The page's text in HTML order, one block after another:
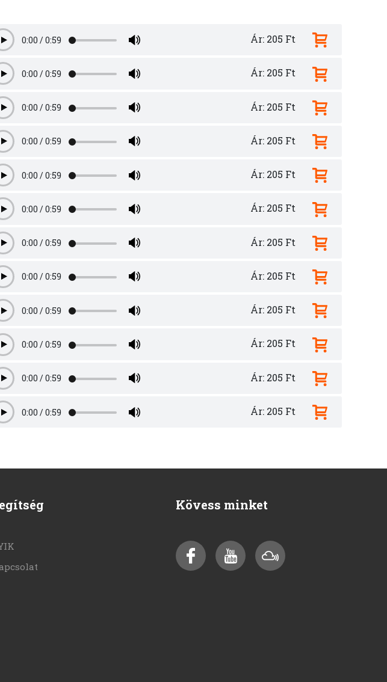
Play0:00 /0:59 Ár: 205 Ft
Play0:00 /0:59 Ár: 205 Ft
Play0:00 /0:59 Ár: 205 Ft
Play0:00 /0:59 Ár: 205 Ft
Play0:00 /0:59 Ár: 205 Ft
Play0:00 /0:59 Ár: 205 Ft
Play0:00 /0:59 Ár: 205 Ft
Play0:00 /0:59 Ár: 205 Ft
Play0:00 /0:59 Ár: 205 Ft
Play0:00 /0:59 Ár: 205 Ft
Play0:00 /0:59 Ár: 205 Ft
Play0:00 /0:59 Ár: 205 Ft
Kövess minket